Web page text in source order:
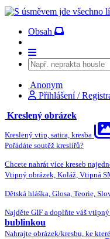
Obsah
Anonym
Přihlášení /
Kreslený obrázek
Kreslený vtip, satira, kresba
Pořádáte soutěž kreslířů?
Chcete nahrát více kreseb
Vtipný obrázek, Koláž, Vtipná
Dětská hláška, Glosa, Teorie,
Najděte GIF a doplňte váš
bublinkou
Nahrajte obrázek/kresbu, ke